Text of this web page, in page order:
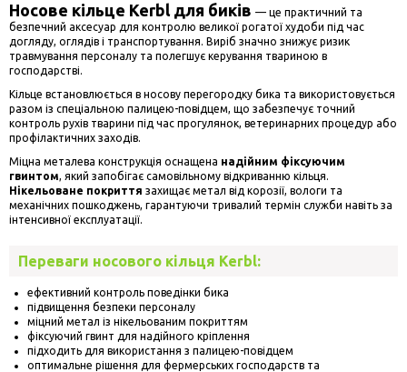
Носове кільце Kerbl для биків — це практичний та
безпечний аксесуар для контролю великої рогатої худоби під час
догляду, оглядів і транспортування. Виріб значно знижує ризик
травмування персоналу та полегшує керування твариною в
господарстві.
Кільце встановлюється в носову перегородку бика та використовується
разом із спеціальною палицею-повідцем, що забезпечує точний
контроль рухів тварини під час прогулянок, ветеринарних процедур або
профілактичних заходів.
Міцна металева конструкція оснащена надійним фіксуючим
гвинтом, який запобігає самовільному відкриванню кільця.
Нікельоване покриття захищає метал від корозії, вологи та
механічних пошкоджень, гарантуючи тривалий термін служби навіть за
інтенсивної експлуатації.
Переваги носового кільця Kerbl:
ефективний контроль поведінки бика
підвищення безпеки персоналу
міцний метал із нікельованим покриттям
фіксуючий гвинт для надійного кріплення
підходить для використання з палицею-повідцем
оптимальне рішення для фермерських господарств та